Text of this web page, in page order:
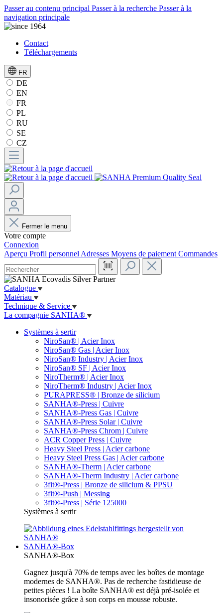
Passer au contenu principal Passer à la recherche Passer à la
navigation principale
Contact
Téléchargements
FR
DE
EN
FR
PL
RU
SE
CZ
Fermer le menu
Votre compte
Connexion
Aperçu Profil personnel Adresses Moyens de paiement Commandes
Catalogue
Matériau
Technique & Service
La compagnie SANHA®
Systèmes à sertir
NiroSan® | Acier Inox
NiroSan® Gas | Acier Inox
NiroSan® Industry | Acier Inox
NiroSan® SF | Acier Inox
NiroTherm® | Acier Inox
NiroTherm® Industry | Acier Inox
PURAPRESS® | Bronze de silicium
SANHA®-Press | Cuivre
SANHA®-Press Gas | Cuivre
SANHA®-Press Solar | Cuivre
SANHA®-Press Chrom | Cuivre
ACR Copper Press | Cuivre
Heavy Steel Press | Acier carbone
Heavy Steel Press Gas | Acier carbone
SANHA®-Therm | Acier carbone
SANHA®-Therm Industry | Acier carbone
3fit®-Press | Bronze de silicium & PPSU
3fit®-Push | Messing
3fit®-Press | Série 125000
Systèmes à sertir
SANHA®-Box
SANHA®-Box
Gagnez jusqu'à 70% de temps avec les boîtes de montage
modernes de SANHA®. Pas de recherche fastidieuse de
petites pièces ! La boîte SANHA® est déjà pré-isolée et
insonorisée grâce à son corps en mousse robuste.